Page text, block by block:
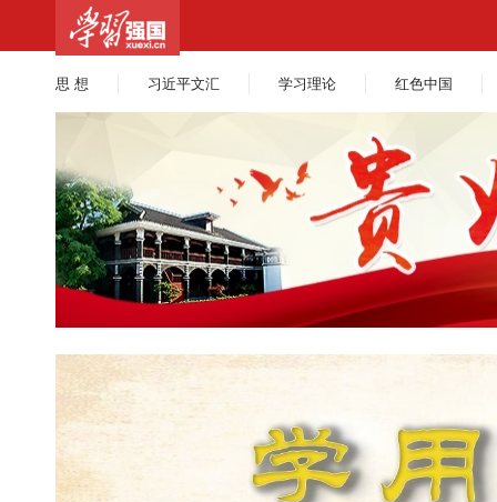
思 想 习近平文汇 学习理论 红色中国